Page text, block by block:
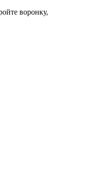
воронку,